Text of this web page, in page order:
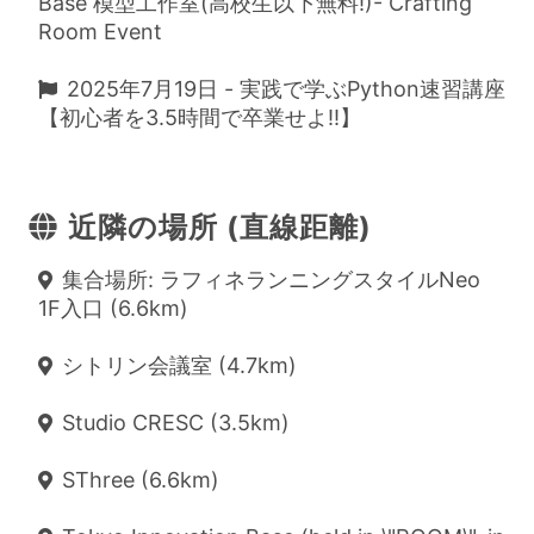
Room Event
2025年7月19日 - 実践で学ぶPython速習講座
【初心者を3.5時間で卒業せよ!!】
近隣の場所 (直線距離)
集合場所: ラフィネランニングスタイルNeo
1F入口 (6.6km)
シトリン会議室 (4.7km)
Studio CRESC (3.5km)
SThree (6.6km)